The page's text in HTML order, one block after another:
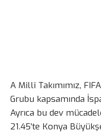
A Millî Takımımız,
Grubu kapsamında
Ayrıca bu dev
21.45’te Konya